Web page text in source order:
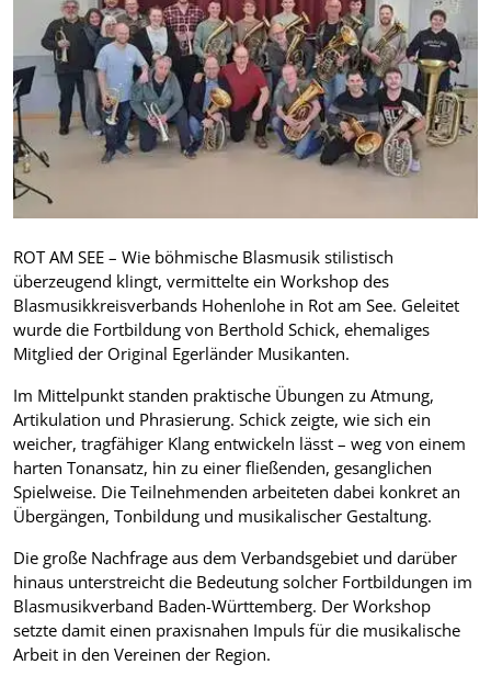
ROT AM SEE – Wie böhmische Blasmusik stilistisch
überzeugend klingt, vermittelte ein Workshop des
Blasmusikkreisverbands Hohenlohe in Rot am See. Geleitet
wurde die Fortbildung von Berthold Schick, ehemaliges
Mitglied der Original Egerländer Musikanten.
Im Mittelpunkt standen praktische Übungen zu Atmung,
Artikulation und Phrasierung. Schick zeigte, wie sich ein
weicher, tragfähiger Klang entwickeln lässt – weg von einem
harten Tonansatz, hin zu einer fließenden, gesanglichen
Spielweise. Die Teilnehmenden arbeiteten dabei konkret an
Übergängen, Tonbildung und musikalischer Gestaltung.
Die große Nachfrage aus dem Verbandsgebiet und darüber
hinaus unterstreicht die Bedeutung solcher Fortbildungen im
Blasmusikverband Baden-Württemberg. Der Workshop
setzte damit einen praxisnahen Impuls für die musikalische
Arbeit in den Vereinen der Region.